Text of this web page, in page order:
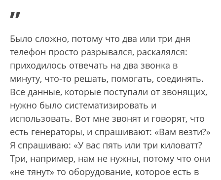
”
Было сложно, потому что два или три дня
телефон просто разрывался, раскалялся:
приходилось отвечать на два звонка в
минуту, что-то решать, помогать, соединять.
Все данные, которые поступали от звонящих,
нужно было систематизировать и
использовать. Вот мне звонят и говорят, что
есть генераторы, и спрашивают: «Вам везти?»
Я спрашиваю: «У вас пять или три киловатт?
Три, например, нам не нужны, потому что они
«не тянут» то оборудование, которое есть в